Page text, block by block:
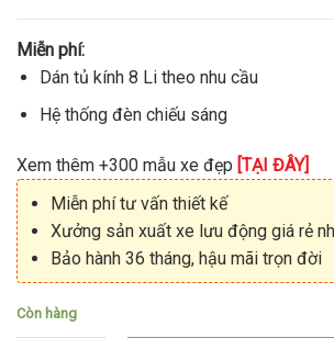
Miễn phí:
Dán tủ kính 8 Li theo nhu cầu
Hệ thống đèn chiếu sáng
Xem thêm +300 mẫu xe đẹp [TẠI ĐÂY]
Miễn phí tư vấn thiết kế
Xưởng sản xuất xe lưu động giá rẻ
Bảo hành 36 tháng, hậu mãi trọn đời
Còn hàng